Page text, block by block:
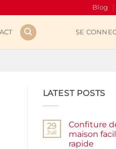
Blog
SE
LATEST POSTS
29
Juil
Confiture
maison
rapide